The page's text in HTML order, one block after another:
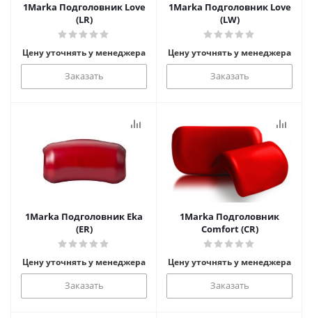
1Marka Подголовник Love
(LR)
Цену уточнять у менеджера
Заказать
1Marka Подголовник Love
(LW)
Цену уточнять у менеджера
Заказать
1Marka Подголовник Eka
(ER)
Цену уточнять у менеджера
Заказать
1Marka Подголовник
Comfort (CR)
Цену уточнять у менеджера
Заказать